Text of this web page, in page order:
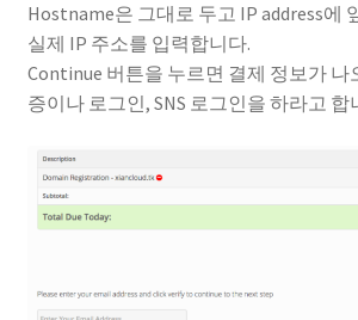
Hostname은 그대로 두고 IP address에
실제 IP 주소를 입력합니다.
Continue 버튼을 누르면 결제 정보가 나
증이나 로그인, SNS 로그인을 하라고 합